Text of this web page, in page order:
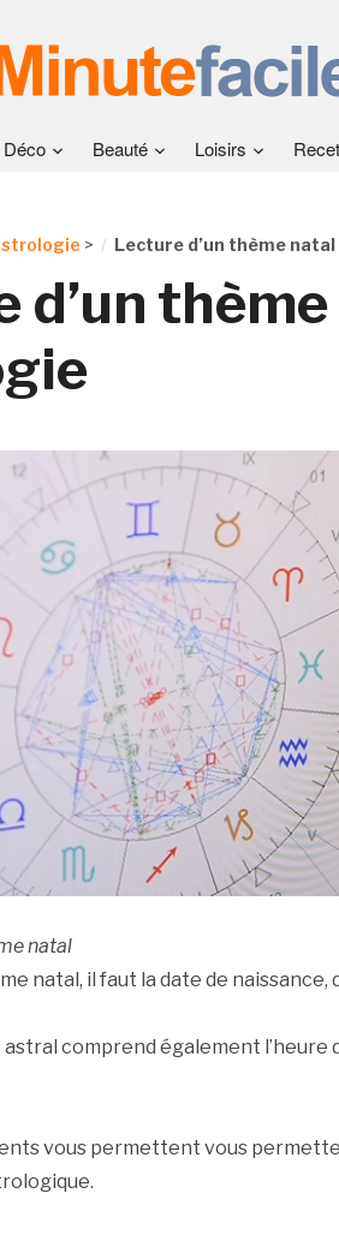
Déco Beauté Loisirs
> Lecture d’un thème
d’un
natal
natal, il faut la date de naissance,
astral comprend également l’heure
vous permettent vous